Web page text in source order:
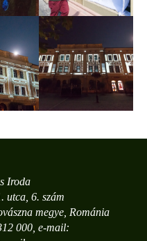
Iroda
utca, 6. szám
megye, Románia
000, e-mail: